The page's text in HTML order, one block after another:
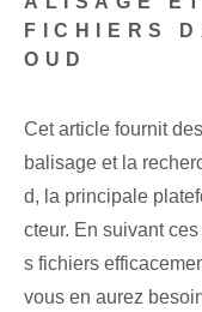
FICHIERS
OUD
Cet article fournit
balisage et la
d, la principale
cteur. En suivant
s fichiers
vous en aurez